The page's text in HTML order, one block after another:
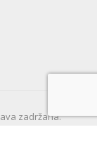
zadržana.